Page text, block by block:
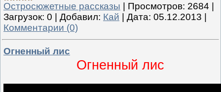
Остросюжетные рассказы | Просмотров: 2684 |
Загрузок: 0 | Добавил: Кай | Дата: 05.12.2013 |
Комментарии (0)
Огненный лис
Огненный лис